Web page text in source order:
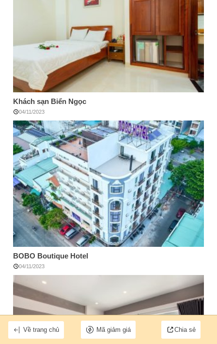
Khách sạn Biển Ngọc
04/11/2023
BOBO Boutique Hotel
04/11/2023
Về trang chủ Mã giảm giá Chia sẻ